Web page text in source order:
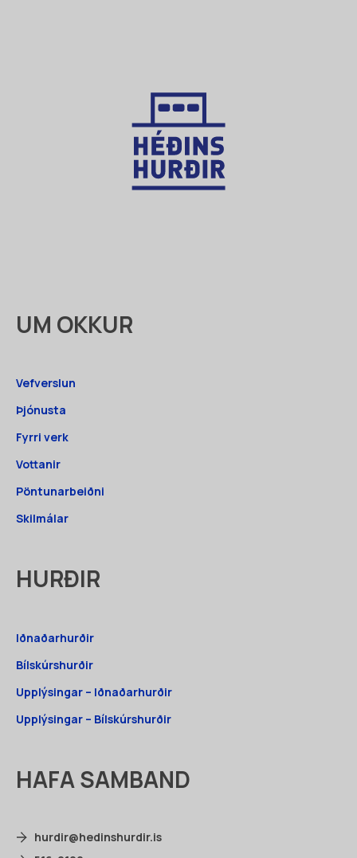
UM OKKUR
Vefverslun
Þjónusta
Fyrri verk
Vottanir
Pöntunarbeiðni
Skilmálar
HURÐIR
Iðnaðarhurðir
Bílskúrshurðir
Upplýsingar – Iðnaðarhurðir
Upplýsingar – Bílskúrshurðir
HAFA SAMBAND
hurdir@hedinshurdir.is